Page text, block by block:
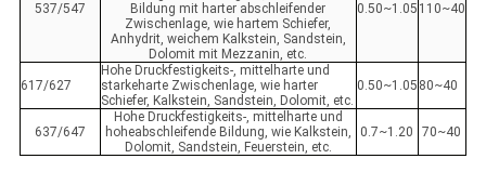
537/547
Bildung mit harter abschleifender
Zwischenlage, wie hartem Schiefer,
Anhydrit, weichem Kalkstein, Sandstein,
Dolomit mit Mezzanin, etc.
0.50~1.05 110~40
617/627
Hohe Druckfestigkeits-, mittelharte und
starkeharte Zwischenlage, wie harter
Schiefer, Kalkstein, Sandstein, Dolomit, etc.
0.50~1.05 80~40
637/647
Hohe Druckfestigkeits-, mittelharte und
hoheabschleifende Bildung, wie Kalkstein,
Dolomit, Sandstein, Feuerstein, etc.
0.7~1.20 70~40